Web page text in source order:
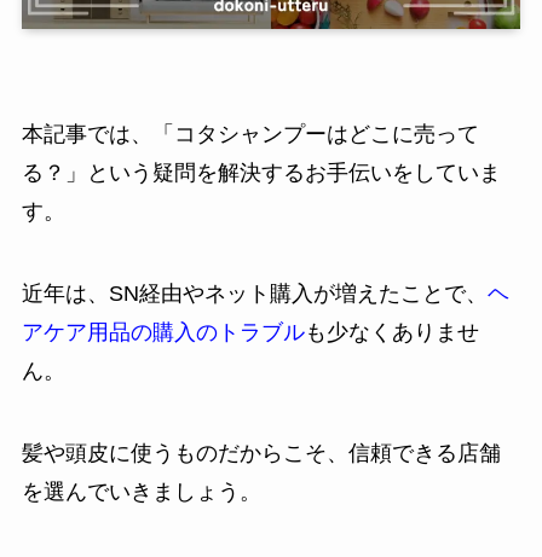
本記事では、「コタシャンプーはどこに売って
る？」という疑問を解決するお手伝いをしていま
す。
近年は、SN経由やネット購入が増えたことで、 ヘ
アケア用品の購入のトラブルも少なくありませ
ん。
髪や頭皮に使うものだからこそ、信頼できる店舗
を選んでいきましょう。